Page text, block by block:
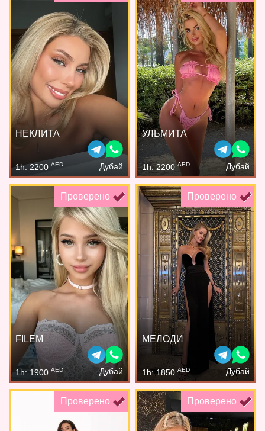
НЕКЛИТА
1h: 2200 AED Дубай
УЛЬМИТА
1h: 2200AED Дубай
Проверено
FILEM
1h: 1900 AED Дубай
Проверено
МЕЛОДИ
1h: 1850 AED Дубай
Проверено Проверено